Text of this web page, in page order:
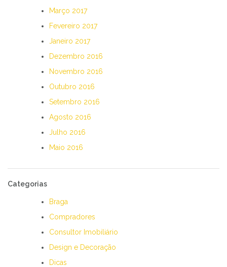
Março 2017
Fevereiro 2017
Janeiro 2017
Dezembro 2016
Novembro 2016
Outubro 2016
Setembro 2016
Agosto 2016
Julho 2016
Maio 2016
Categorias
Braga
Compradores
Consultor Imobiliário
Design e Decoração
Dicas